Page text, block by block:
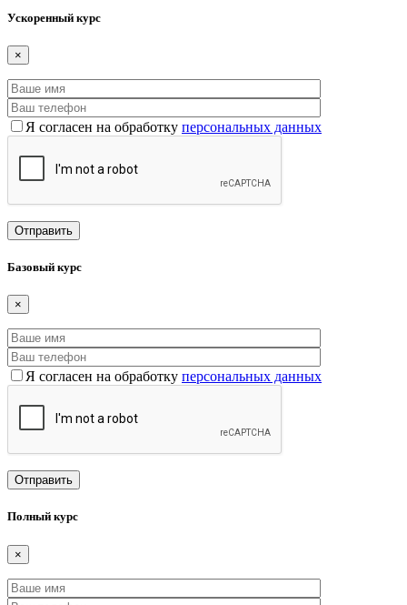
Ускоренный курс
×
Я согласен на обработку персональных данных
Базовый курс
×
Я согласен на обработку персональных данных
Полный курс
×